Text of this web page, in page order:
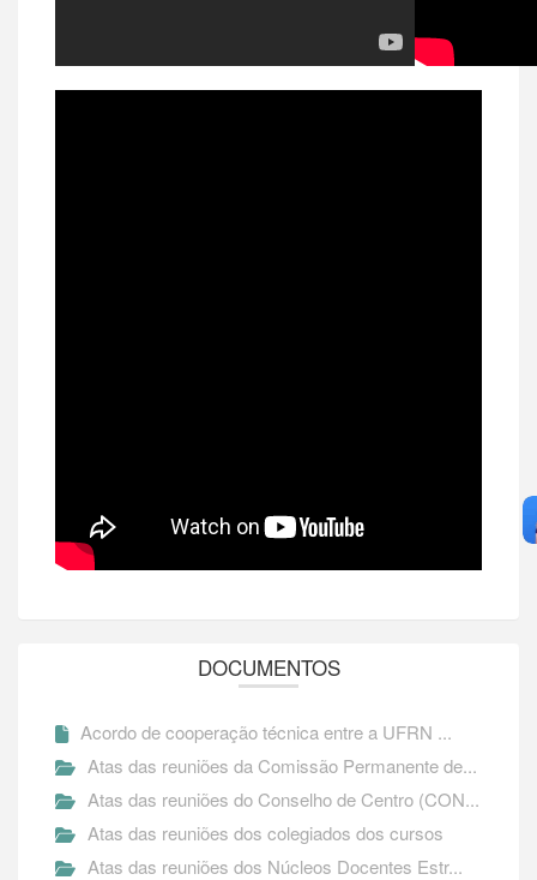
DOCUMENTOS
Acordo de cooperação técnica entre a UFRN ...
Atas das reuniões da Comissão Permanente de...
Atas das reuniões do Conselho de Centro (CON...
Atas das reuniões dos colegiados dos cursos
Atas das reuniões dos Núcleos Docentes Estr...